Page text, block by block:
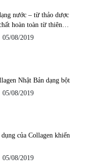
nước – từ thảo dược
hoàn toàn từ thiên
05/08/2019
Nhật Bản dạng bột
05/08/2019
của Collagen khiến
05/08/2019